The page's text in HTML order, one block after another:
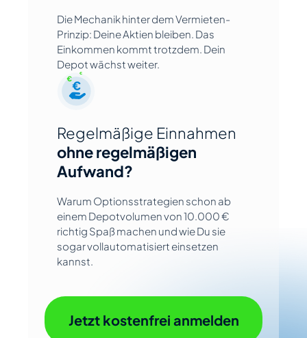
Die Mechanik hinter dem Vermieten-
Prinzip: Deine Aktien bleiben. Das
Einkommen kommt trotzdem. Dein
Depot wächst weiter.
Regelmäßige Einnahmen
ohne regelmäßigen
Aufwand?
Warum Optionsstrategien schon ab
einem Depotvolumen von 10.000 €
richtig Spaß machen und wie Du sie
sogar vollautomatisiert einsetzen
kannst.
Jetzt kostenfrei anmelden